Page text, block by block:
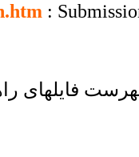
:
فایل​های